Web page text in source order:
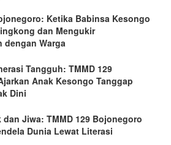
Ketika Babinsa Kesongo
dan Mengukir
dengan Warga
Tangguh: TMMD 129
Anak Kesongo Tanggap
Dini
Jiwa: TMMD 129 Bojonegoro
Dunia Lewat Literasi